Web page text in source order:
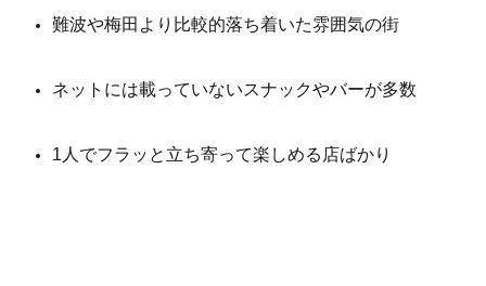
難波や梅田より比較的落ち着いた雰囲気の街
ネットには載っていないスナックやバーが多数
1人でフラッと立ち寄って楽しめる店ばかり